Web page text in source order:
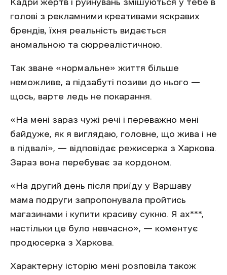
Кадри жертв і руйнувань змішуються у тебе в
голові з рекламними креативами яскравих
брендів, їхня реальність видається
аномальною та сюрреалістичною.
Так зване «нормальне» життя більше
неможливе, а підзабуті позиви до нього —
щось, варте ледь не покарання.
«На мені зараз чужі речі і переважно мені
байдуже, як я виглядаю, головне, що жива і не
в підвалі», — відповідає режисерка з Харкова.
Зараз вона перебуває за кордоном.
«На другий день після приїду у Варшаву
мама подруги запропонувала пройтись
магазинами і купити красиву сукню. Я ах***,
настільки це було невчасно», — коментує
продюсерка з Харкова.
Характерну історію мені розповіла також